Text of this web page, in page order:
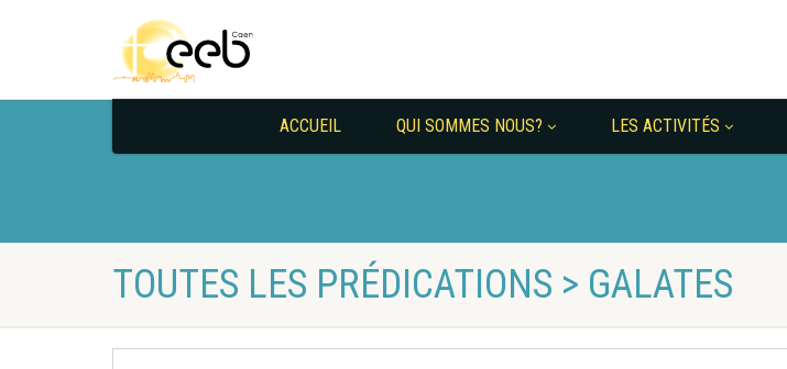
ACCUEIL QUI SOMMES NOUS? LES ACTIVITÉS
TOUTES LES PRÉDICATIONS > GALATES